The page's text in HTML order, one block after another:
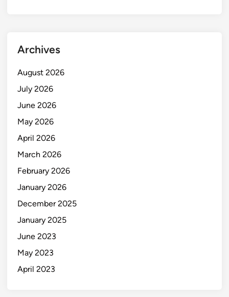
Archives
August 2026
July 2026
June 2026
May 2026
April 2026
March 2026
February 2026
January 2026
December 2025
January 2025
June 2023
May 2023
April 2023